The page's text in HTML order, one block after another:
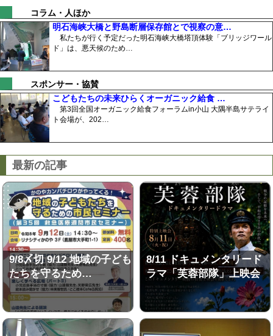
コラム・人ほか
明石海峡大橋と野島断層保存館とで視察の意…
私たちが行く予定だった明石海峡大橋塔頂体験「ブリッジワール
ド」は、悪天候のため…
スポンサー・協賛
こどもたちの未来ひらくオーガニック給食 …
第3回全国オーガニック給食フォーラムin小山 大隅半島サテライ
ト会場が、202…
最新の記事
9/8〆切 9/12 地域の子ども
たちを守るため…
8/11 ドキュメンタリード
ラマ「芙蓉部隊」上映会